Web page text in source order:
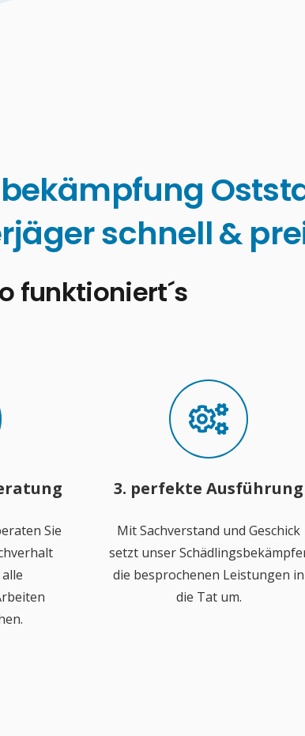
schnell &
funktioniert´s
Sie
3. perfekte Ausführung
Mit Sachverstand und Geschick
setzt unser
die besprochenen Leistungen in
die Tat um.